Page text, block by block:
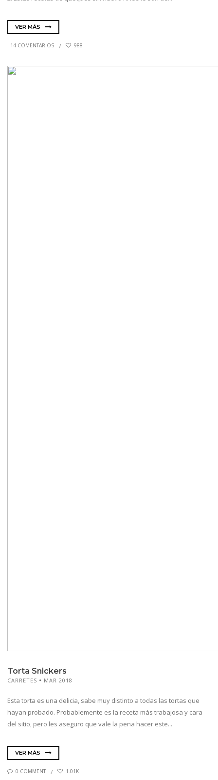
VER MÁS
14 COMENTARIOS 988
Torta Snickers
CARRETES MAR 2018
Esta torta es una delicia, sabe muy distinto a todas las tortas que
hayan probado. Probablemente es la receta más trabajosa y cara
del sitio, pero les aseguro que vale la pena hacer este...
VER MÁS
0 COMMENT 1.01K